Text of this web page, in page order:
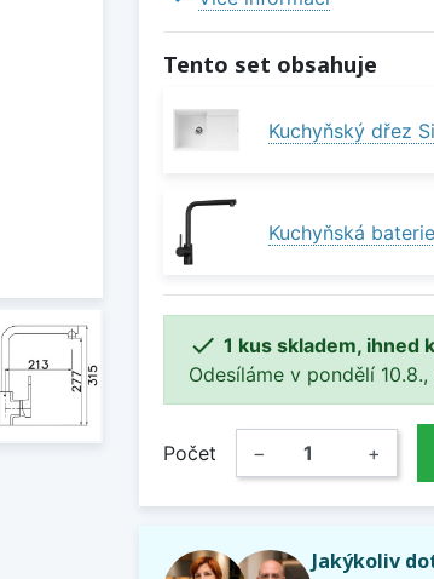
Tento set obsahuje
Kuchyňský dřez
Kuchyňská
 1 kus skladem, ihned
Odesíláme v pondělí 10.8.,
Počet − +
Jakýkoliv